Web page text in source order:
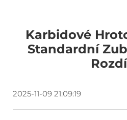
Karbidové
Standardní
2025-11-09 21:09:19